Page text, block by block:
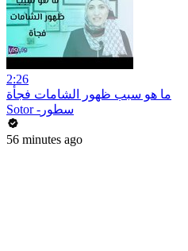
2:26
ما هو سبب ظهور الشامات فجأة
Sotor -سطور
56 minutes ago